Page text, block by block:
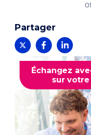
Partager
Échangez
sur